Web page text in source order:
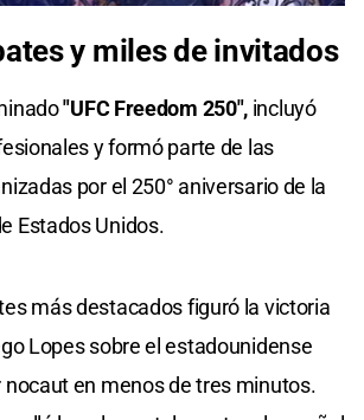
y miles de invitados
"UFC Freedom 250", incluyó
y formó parte de las
por el 250° aniversario de la
Estados Unidos.
más destacados figuró la victoria
Lopes sobre el estadounidense
nocaut en menos de tres minutos.